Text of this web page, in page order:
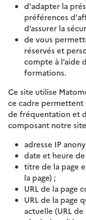
d'adapter la
préférences
d’assurer la
de vous
réservés et
compte à l’aide
formations.
Ce site utilise
ce cadre permettent
de fréquentation et
composant notre
adresse IP
date et heure
titre de la page
la page) ;
URL de la page
URL de la page
actuelle (URL